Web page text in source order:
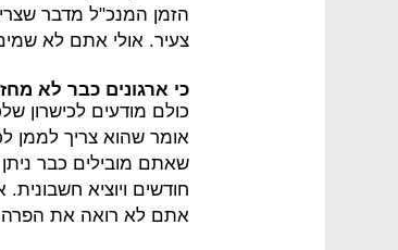
הזמן המנכ"ל מדבר
צעיר. אולי אתם לא
כי ארגונים כבר לא
כולם מודעים לכישרון
אומר שהוא צריך לממן
שאתם מובילים כבר
חודשים ויוציא
אתם לא רואה את